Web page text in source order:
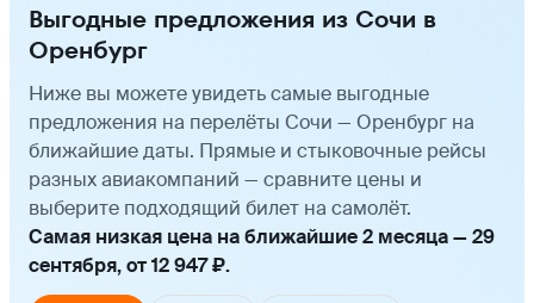
Выгодные предложения из Сочи в
Оренбург
Ниже вы можете увидеть самые выгодные
предложения на перелёты Сочи — Оренбург на
ближайшие даты. Прямые и стыковочные рейсы
разных авиакомпаний — сравните цены и
выберите подходящий билет на самолёт.
Самая низкая цена на ближайшие 2 месяца — 29
сентября, от 12 947 ₽.